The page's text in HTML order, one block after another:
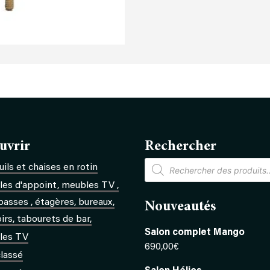
et chaises en rotin
d'appoint, meubles TV ,
, étagères, bureaux,
tabourets de bar,
TV
Rechercher
Recherche
de
produits
Nouveautés
Salon complet Mango
690,00€